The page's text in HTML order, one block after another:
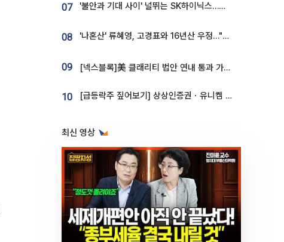
07 '불안과 기대 사이' 널뛰는 SK하이닉스…증권가 "HBM4·LTA 기반 펀터멘털 견고"
08 '나혼산' 류혜영, 고경표와 16년산 우정…"자취방서 부모님과 마주쳐"
09 [넥스블록]美 클래리티 법안 연내 통과 가능성 13%…상원 문턱서 제동
10 [급등락주 짚어보기] 상상인증권ㆍ유니켐 2연속, 본느 6연속 ‘상한가’⋯M&A 훈풍 분 증시
최신 영상